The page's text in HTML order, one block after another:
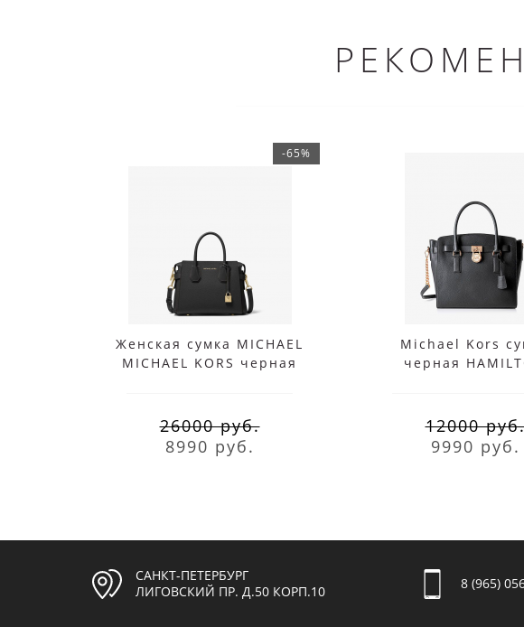
-65%
Женская сумка MICHAEL
MICHAEL KORS черная
26000 руб.
8990 руб.
Michael Kors
черная
12000
9990 руб.
САНКТ-ПЕТЕРБУРГ
ЛИГОВСКИЙ ПР. Д.50 КОРП.10
8 (965)